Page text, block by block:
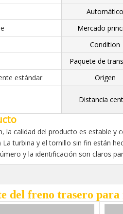
Automático
Mercado
Condition
Paquete de
estándar Origen
Distancia
la calidad del producto es estable y
turbina y el tornillo sin fin están
y la identificación son claros
del freno trasero para